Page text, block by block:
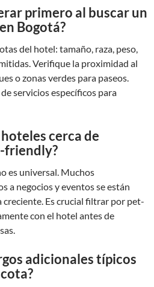
primero al buscar un
Bogotá?
del hotel: tamaño, raza, peso,
Verifique la proximidad al
o zonas verdes para paseos.
servicios específicos para
cerca de
friendly?
es universal. Muchos
a negocios y eventos se están
creciente. Es crucial filtrar por pet-
con el hotel antes de
adicionales típicos